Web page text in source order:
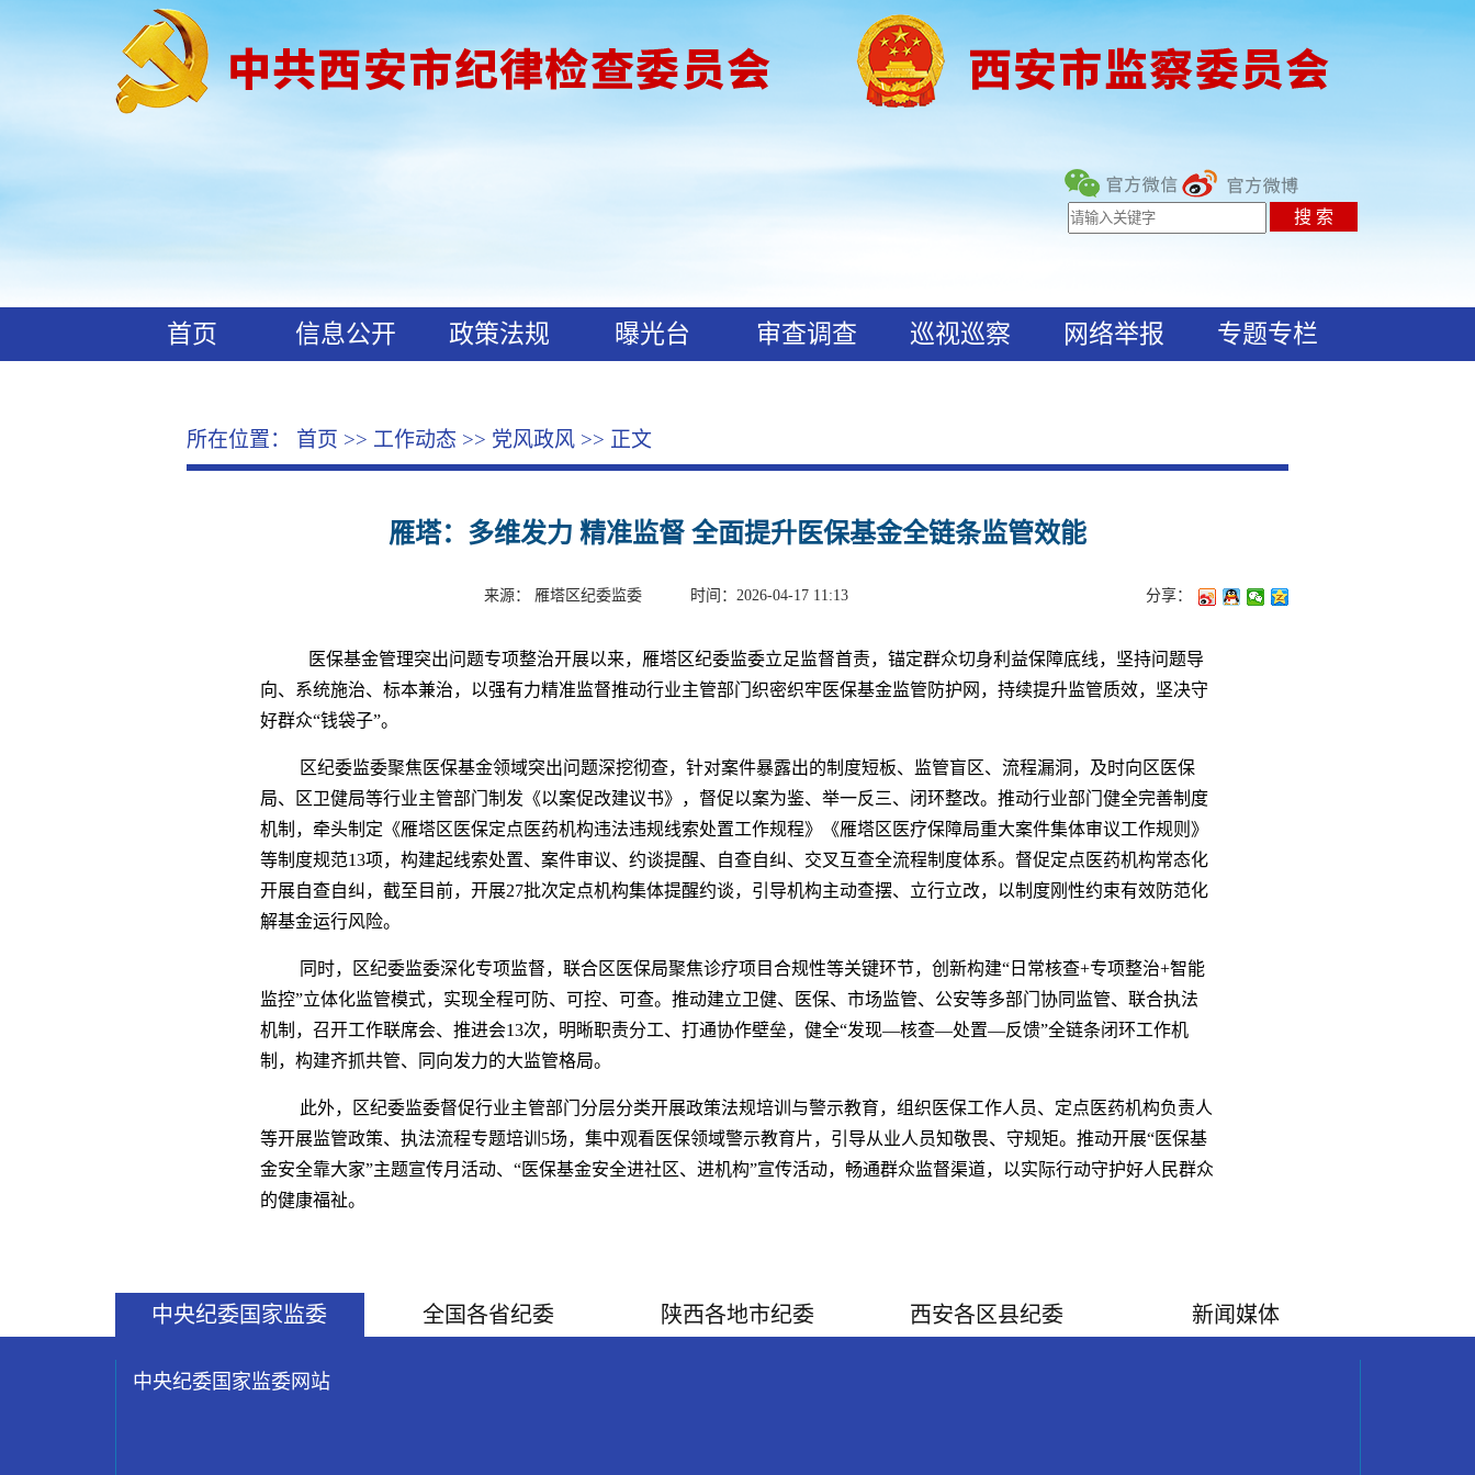
首页 信息公开 政策法规 曝光台 审查调查 巡视巡察 网络举报
专题专栏
所在位置： 首页 >> 工作动态 >> 党风政风 >> 正文
​雁塔：多维发力 精准监督 全面提升医保基金全链条监管效能
来源： 雁塔区纪委监委 时间：2026-04-17 11:13 分享：
医保基金管理突出问题专项整治开展以来，雁塔区纪委监委立足监督首责，锚定群众切身利益保障底线，坚持问题导
向、系统施治、标本兼治，以强有力精准监督推动行业主管部门织密织牢医保基金监管防护网，持续提升监管质效，坚决守
好群众“钱袋子”。
区纪委监委聚焦医保基金领域突出问题深挖彻查，针对案件暴露出的制度短板、监管盲区、流程漏洞，及时向区医保
局、区卫健局等行业主管部门制发《以案促改建议书》，督促以案为鉴、举一反三、闭环整改。推动行业部门健全完善制度
机制，牵头制定《雁塔区医保定点医药机构违法违规线索处置工作规程》《雁塔区医疗保障局重大案件集体审议工作规则》
等制度规范13项，构建起线索处置、案件审议、约谈提醒、自查自纠、交叉互查全流程制度体系。督促定点医药机构常态化
开展自查自纠，截至目前，开展27批次定点机构集体提醒约谈，引导机构主动查摆、立行立改，以制度刚性约束有效防范化
解基金运行风险。
同时，区纪委监委深化专项监督，联合区医保局聚焦诊疗项目合规性等关键环节，创新构建“日常核查+专项整治+智能
监控”立体化监管模式，实现全程可防、可控、可查。推动建立卫健、医保、市场监管、公安等多部门协同监管、联合执法
机制，召开工作联席会、推进会13次，明晰职责分工、打通协作壁垒，健全“发现—核查—处置—反馈”全链条闭环工作机
制，构建齐抓共管、同向发力的大监管格局。
此外，区纪委监委督促行业主管部门分层分类开展政策法规培训与警示教育，组织医保工作人员、定点医药机构负责人
等开展监管政策、执法流程专题培训5场，集中观看医保领域警示教育片，引导从业人员知敬畏、守规矩。推动开展“医保基
金安全靠大家”主题宣传月活动、“医保基金安全进社区、进机构”宣传活动，畅通群众监督渠道，以实际行动守护好人民群众
的健康福祉。
中央纪委国家监委 全国各省纪委 陕西各地市纪委 西安各区县纪委 新闻媒体
中央纪委国家监委网站